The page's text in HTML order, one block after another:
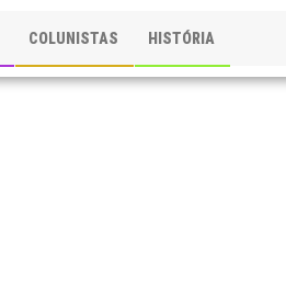
COLUNISTAS HISTÓRIA